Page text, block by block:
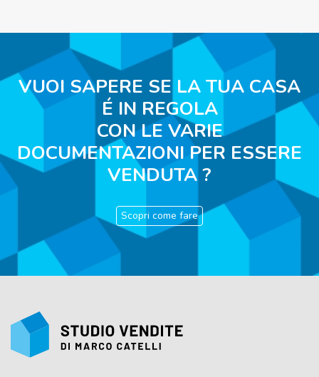
VUOI SAPERE SE LA TUA CASA
É IN REGOLA
CON LE VARIE
DOCUMENTAZIONI PER ESSERE
VENDUTA ?
Scopri come fare